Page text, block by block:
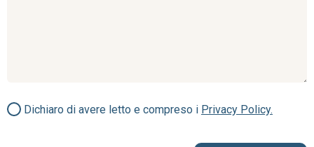
Dichiaro di avere letto e compreso i Privacy Policy.